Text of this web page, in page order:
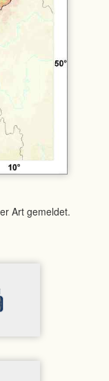
Art gemeldet.